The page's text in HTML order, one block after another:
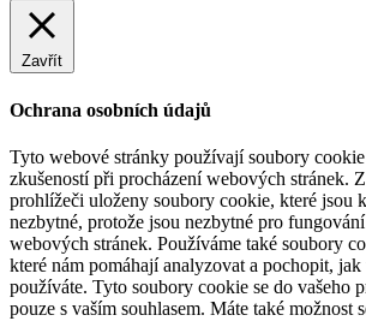
Zavřít
Ochrana osobních údajů
Tyto webové stránky používají soubory
zkušeností při procházení webových stránek.
prohlížeči uloženy soubory cookie, které jsou
nezbytné, protože jsou nezbytné pro
webových stránek. Používáme také soubory
které nám pomáhají analyzovat a pochopit,
používáte. Tyto soubory cookie se do vašeho
pouze s vaším souhlasem. Máte také možnost